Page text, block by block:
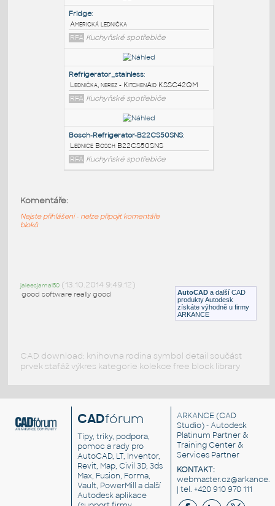
PODOBNÉ BLOKY:
Refrigerator_INDESIT:
Lednička INDESIT
RFA Kuchyňské spotřebiče
Americká lednička
RFA Kuchyňské spotřebiče
RFA Kuchyňské spotřebiče
RFA Kuchyňské spotřebiče
AutoCAD a další CAD
produkty Autodesk
získáte výhodně u firmy
ARKANCE
Komentáře:
Nejste přihlášeni - nelze připojit komentáře
bloků
jaleesjamal50 (13.10.2014 9:49:12)
good software really good
CAD download: knihovna rodina symbol detail součást
prvek stafáž výkres kategorie kolekce free block library
CADfórum
Tipy, triky, podpora,
pomoc a rady pro
AutoCAD, LT, Inventor,
Revit, Map, Civil 3D, 3ds
Max, Fusion, Forma,
Vault, PowerMill a další
Autodesk aplikace
ARKANCE (CAD
Studio) - Autodesk
Platinum Partner &
Training Center &
Services Partner
KONTAKT:
| tel. +420 910 970 111